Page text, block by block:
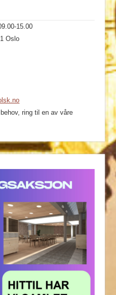
15.00
Oslo
ring til en av våre